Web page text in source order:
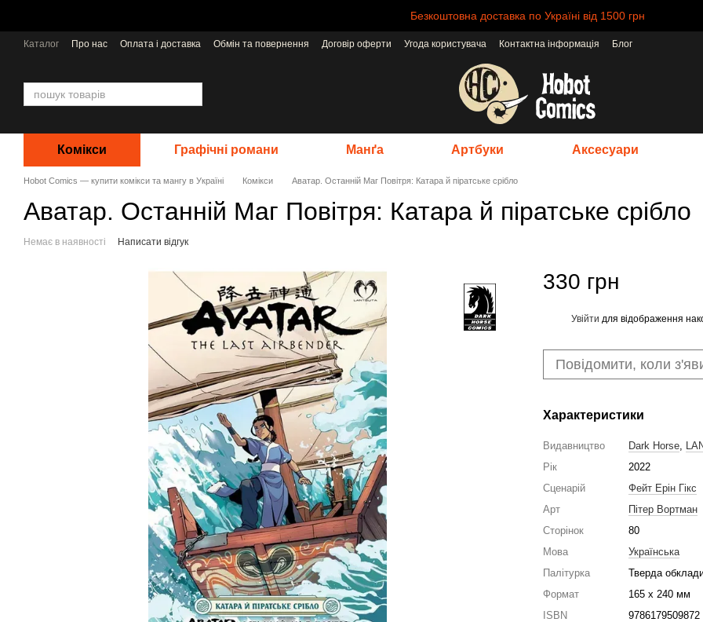
Безкоштовна доставка по Україні від 1500 грн
Каталог Про нас Оплата і доставка Обмін та повернення Договір оферти Угода користувача Контактна інформація
Блог
Комікси Графічні романи Манґа Артбуки Аксесуари
Hobot Comics — купити комікси та мангу в Україні Комікси Аватар. Останній Маг Повітря: Катара й піратське срібло
Аватар. Останній Маг Повітря: Катара й піратське срібло
Немає в наявності Написати відгук
330 грн
Увійти для відображення
Повідомити, коли
Характеристики
Видавництво Dark Horse,
Рік
2022
Сценарій
Фейт Ерін Гікс
Арт
Пітер Вортман
Сторінок
80
Мова
Українська
Палітурка
Тверда
Формат
165 х 240 мм
ISBN
9786179509872